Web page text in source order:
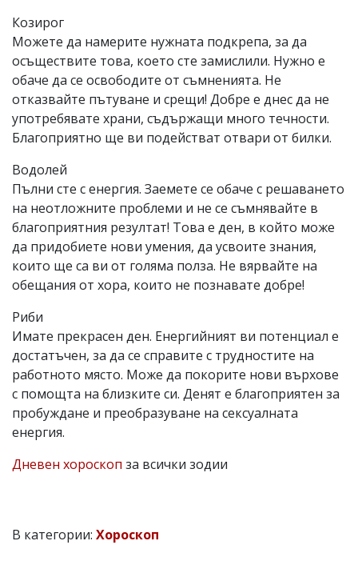
Козирог
Можете да намерите нужната подкрепа, за да
осъществите това, което сте замислили. Нужно е
обаче да се освободите от съмненията. Не
отказвайте пътуване и срещи! Добре е днес да не
употребявате храни, съдържащи много течности.
Благоприятно ще ви подействат отвари от билки.
Водолей
Пълни сте с енергия. Заемете се обаче с решаването
на неотложните проблеми и не се съмнявайте в
благоприятния резултат! Това е ден, в който може
да придобиете нови умения, да усвоите знания,
които ще са ви от голяма полза. Не вярвайте на
обещания от хора, които не познавате добре!
Риби
Имате прекрасен ден. Енергийният ви потенциал е
достатъчен, за да се справите с трудностите на
работното място. Може да покорите нови върхове
с помощта на близките си. Денят е благоприятен за
пробуждане и преобразуване на сексуалната
енергия.
Дневен хороскоп за всички зодии
В категории: Хороскоп